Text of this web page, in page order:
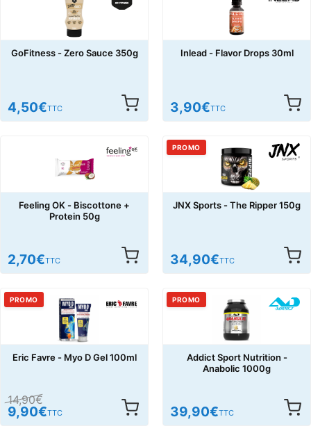
GoFitness - Zero Sauce 350g
4,50€TTC
Inlead - Flavor Drops 30ml
3,90€TTC
Feeling OK - Biscottone +
Protein 50g
2,70€TTC
PROMO
JNX Sports - The Ripper 150g
34,90€TTC
PROMO
Eric Favre - Myo D Gel 100ml
14,90€
9,90€TTC
PROMO
Addict Sport Nutrition -
Anabolic 1000g
39,90€TTC